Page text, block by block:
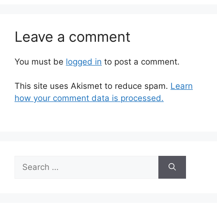
Leave a comment
You must be logged in to post a comment.
This site uses Akismet to reduce spam. Learn
how your comment data is processed.